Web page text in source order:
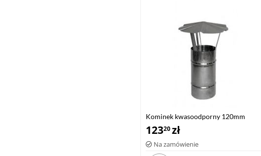
Kominek kwasoodporny 120mm
12320zł
Na zamówienie